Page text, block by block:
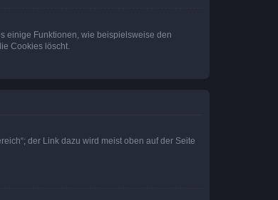
einige Funktionen, wie beispielsweise den
Cookies löscht.
der Link dazu wird meist oben auf der Seite